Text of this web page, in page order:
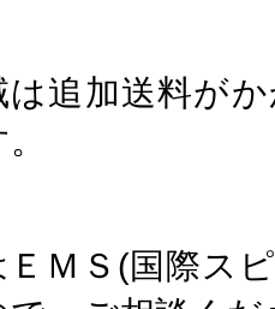
は追加送料が
ＭＳ(国際ス